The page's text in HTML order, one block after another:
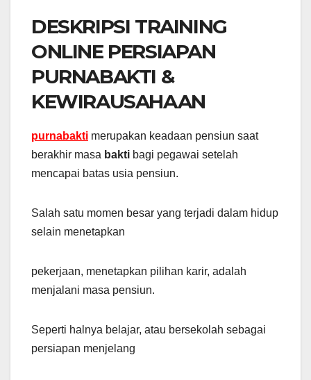
DESKRIPSI TRAINING
ONLINE PERSIAPAN
PURNABAKTI &
KEWIRAUSAHAAN
purnabakti merupakan keadaan pensiun saat
berakhir masa bakti bagi pegawai setelah
mencapai batas usia pensiun.
Salah satu momen besar yang terjadi dalam hidup
selain menetapkan
pekerjaan, menetapkan pilihan karir, adalah
menjalani masa pensiun.
Seperti halnya belajar, atau bersekolah sebagai
persiapan menjelang